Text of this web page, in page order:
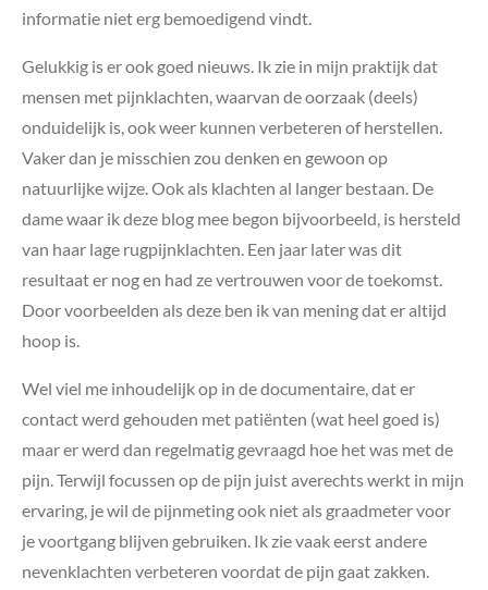
informatie niet erg bemoedigend vindt.
Gelukkig is er ook goed nieuws. Ik zie in mijn praktijk dat
mensen met pijnklachten, waarvan de oorzaak (deels)
onduidelijk is, ook weer kunnen verbeteren of herstellen.
Vaker dan je misschien zou denken en gewoon op
natuurlijke wijze. Ook als klachten al langer bestaan. De
dame waar ik deze blog mee begon bijvoorbeeld, is hersteld
van haar lage rugpijnklachten. Een jaar later was dit
resultaat er nog en had ze vertrouwen voor de toekomst.
Door voorbeelden als deze ben ik van mening dat er altijd
hoop is.
Wel viel me inhoudelijk op in de documentaire, dat er
contact werd gehouden met patiënten (wat heel goed is)
maar er werd dan regelmatig gevraagd hoe het was met de
pijn. Terwijl focussen op de pijn juist averechts werkt in mijn
ervaring, je wil de pijnmeting ook niet als graadmeter voor
je voortgang blijven gebruiken. Ik zie vaak eerst andere
nevenklachten verbeteren voordat de pijn gaat zakken.